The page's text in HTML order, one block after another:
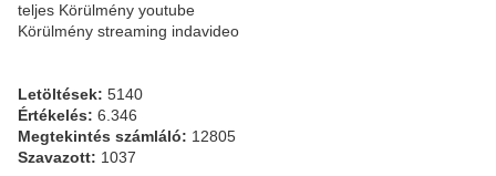
teljes Körülmény youtube
Körülmény streaming indavideo
Letöltések: 5140
Értékelés: 6.346
Megtekintés számláló: 12805
Szavazott: 1037